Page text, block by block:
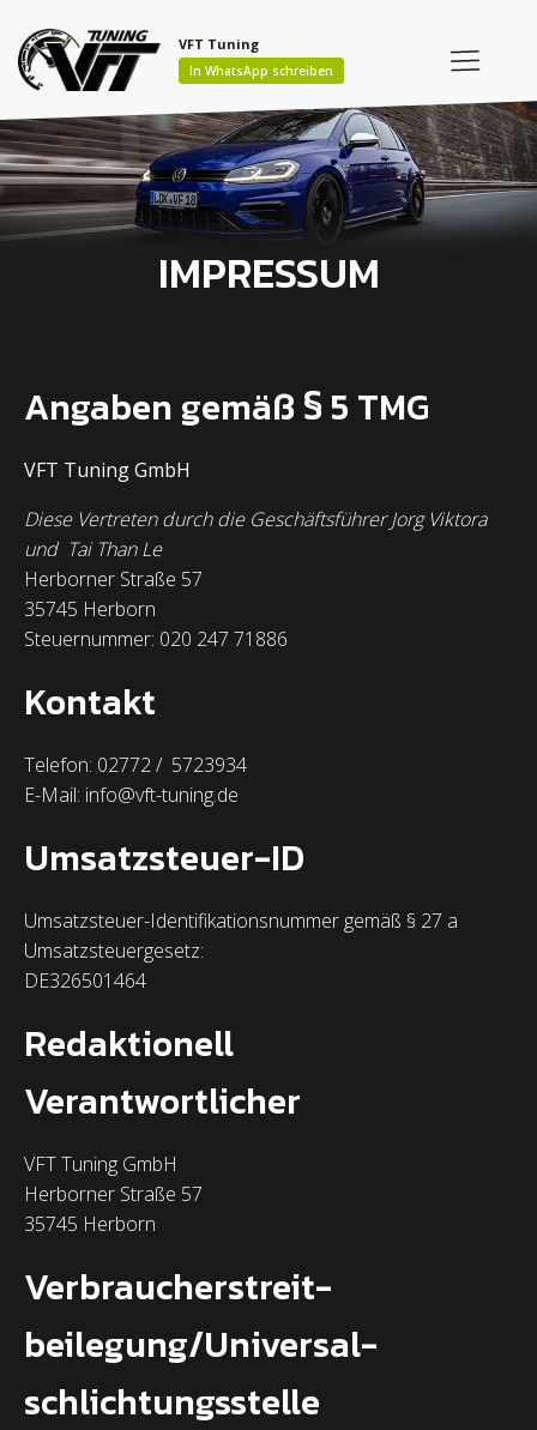
VFT Tuning
In WhatsApp schreiben
IMPRESSUM
Angaben gemäß § 5 TMG
VFT Tuning GmbH
Diese Vertreten durch die Geschäftsführer Jorg Viktora
und Tai Than Le
Herborner Straße 57
35745 Herborn
Steuernummer: 020 247 71886
Kontakt
Telefon: 02772 / 5723934
E-Mail: info@vft-tuning.de
Umsatzsteuer-ID
Umsatzsteuer-Identifikationsnummer gemäß § 27 a
Umsatzsteuergesetz:
DE326501464
Redaktionell
Verantwortlicher
VFT Tuning GmbH
Herborner Straße 57
35745 Herborn
Verbraucher­streit­
beilegung/Universal­
schlichtungs­stelle